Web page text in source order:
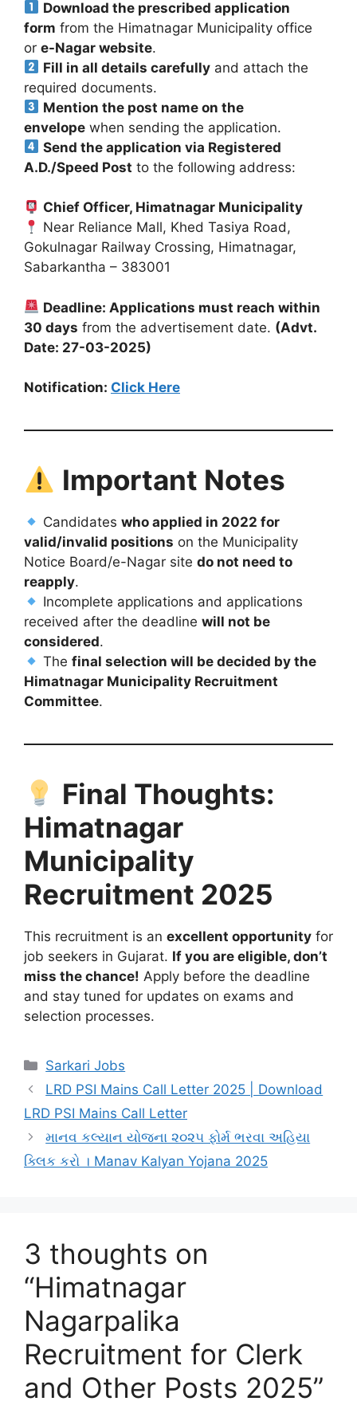
Download the prescribed application
form from the Himatnagar Municipality office
or e-Nagar website.
Fill in all details carefully and attach the
required documents.
Mention the post name on the
envelope when sending the application.
Send the application via Registered
A.D./Speed Post to the following address:
Chief Officer, Himatnagar Municipality
Near Reliance Mall, Khed Tasiya Road,
Gokulnagar Railway Crossing, Himatnagar,
Sabarkantha – 383001
Deadline: Applications must reach within
30 days from the advertisement date. (Advt.
Date: 27-03-2025)
Notification: Click Here
Important Notes
Candidateswho applied in 2022 for
valid/invalid positions on the Municipality
Notice Board/e-Nagar site do not need to
reapply.
Incomplete applications and applications
received after the deadline will not be
considered.
Thefinal selection will be decided by the
Himatnagar Municipality Recruitment
Committee.
Final Thoughts:
Himatnagar
Municipality
Recruitment 2025
This recruitment is an excellent opportunity for
job seekers in Gujarat. If you are eligible, don’t
miss the chance! Apply before the deadline
and stay tuned for updates on exams and
selection processes.
Categories
Sarkari Jobs
LRD PSI Mains Call Letter 2025 | Download
LRD PSI Mains Call Letter
માનવ કલ્યાન યોજના ૨૦૨૫ ફોર્મ ભરવા અહિયા
ક્લિક કરો । Manav Kalyan Yojana 2025
3 thoughts on
“Himatnagar
Nagarpalika
Recruitment for Clerk
and Other Posts 2025”